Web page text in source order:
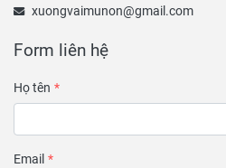
xuongvaimunon@gmail.com
Form liên hệ
Họ tên
Email